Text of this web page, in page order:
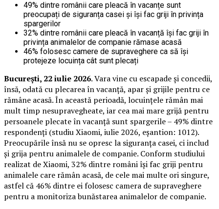
49% dintre românii care pleacă în vacanțe sunt
preocupați de siguranța casei și își fac griji în privința
spargerilor
32% dintre românii care pleacă în vacanță își fac griji în
privința animalelor de companie rămase acasă
46% folosesc camere de supraveghere ca să își
protejeze locuința cât sunt plecați
București, 22 iulie 2026. Vara vine cu escapade și concedii,
însă, odată cu plecarea în vacanță, apar și grijile pentru ce
rămâne acasă. În această perioadă, locuințele rămân mai
mult timp nesupravegheate, iar cea mai mare grijă pentru
persoanele plecate în vacanță sunt spargerile – 49% dintre
respondenți (studiu Xiaomi, iulie 2026, eșantion: 1012).
Preocupările însă nu se opresc la siguranța casei, ci includ
și grija pentru animalele de companie. Conform studiului
realizat de Xiaomi, 32% dintre români își fac griji pentru
animalele care rămân acasă, de cele mai multe ori singure,
astfel că 46% dintre ei folosesc camera de supraveghere
pentru a monitoriza bunăstarea animalelor de companie.